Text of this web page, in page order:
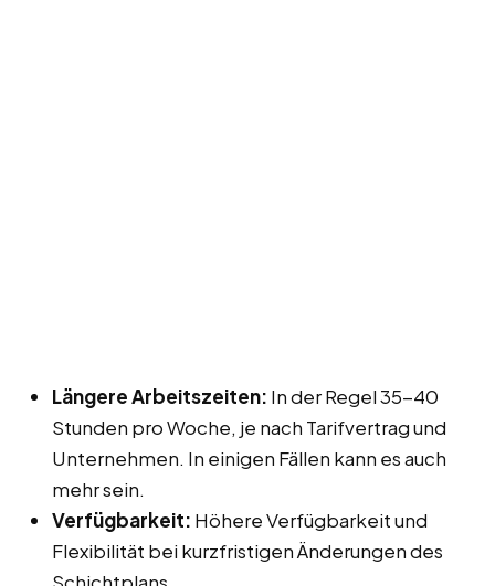
Längere Arbeitszeiten: In der Regel 35-40
Stunden pro Woche, je nach Tarifvertrag und
Unternehmen. In einigen Fällen kann es auch
mehr sein.
Verfügbarkeit: Höhere Verfügbarkeit und
Flexibilität bei kurzfristigen Änderungen des